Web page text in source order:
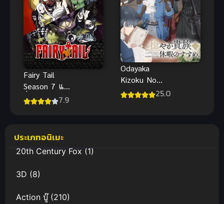
Fairy Tail
Season 7 แฟ
รี่เทล ศึกจอม
7.9
Odayaka
Kizoku No
Kyuuka No25.0
ประเภทอนิเมะ
20th Century Fox(1)
3D (8)
Action บู๊(210)